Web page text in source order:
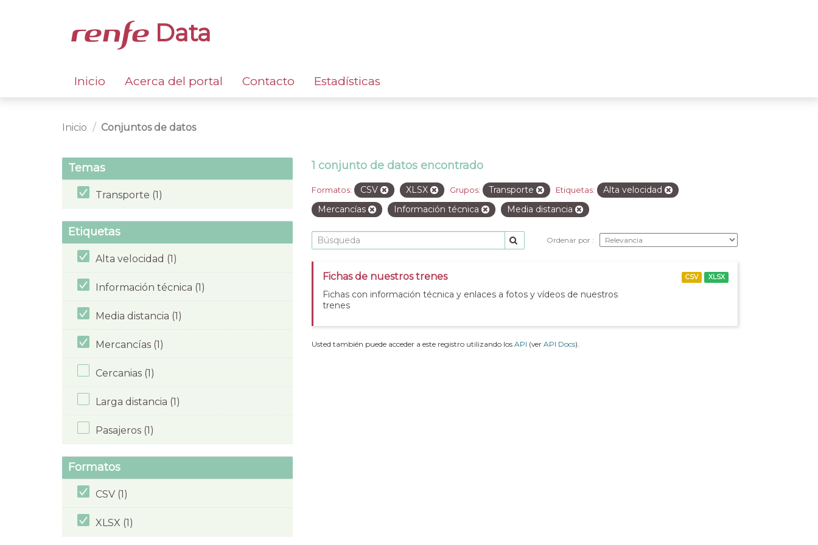
Data
Inicio Acerca del portal Contacto Estadísticas
Inicio Conjuntos de datos
Temas
Transporte (1)
Etiquetas
Alta velocidad (1)
Información técnica (1)
Media distancia (1)
Mercancías (1)
Cercanias (1)
Larga distancia (1)
Pasajeros (1)
Formatos
CSV (1)
XLSX (1)
1 conjunto de datos encontrado
Formatos: CSV XLSX Grupos: Transporte Etiquetas:
Alta velocidad
Mercancías
Información técnica Media distancia
Ordenar por
Fichas de nuestros trenes
Fichas con información técnica y enlaces a fotos y vídeos de nuestros
trenes
CSV XLSX
Usted también puede acceder a este registro utilizando los API (ver API Docs).